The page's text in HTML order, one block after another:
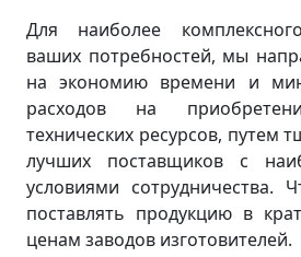
Для наиболее
ваших потребностей, мы
на экономию времени и
расходов на
технических ресурсов, путем
лучших поставщиков с
условиями сотрудничества.
поставлять продукцию в
ценам заводов изготовителей.